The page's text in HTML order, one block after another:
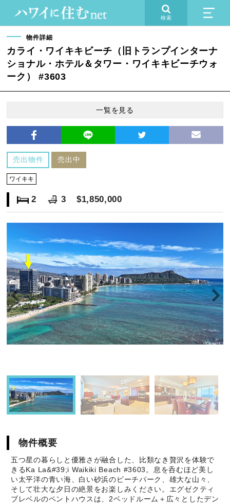
検索
物件詳細
カライ・ワイキキビーチ（旧トランプインターナ
ショナル・ホテル＆タワー・ワイキキビーチウォ
ーク） #3603
一覧を見る
売出物件 売出中
ワイキキ
2 3 $1,850,000
物件概要
五つ星の暮らしと優雅さが融合した、比類なき贅沢を体験で
きるKa La&#39;i Waikiki Beach #3603。息を呑むほど美し
い太平洋の青い海、白い砂浜のビーチパーク、雄大な山々、
そして壮大な夕日の絶景をお楽しみください。エグゼクティ
ブレベルのペントハウスは、2ベッドルーム＋広々としたデン